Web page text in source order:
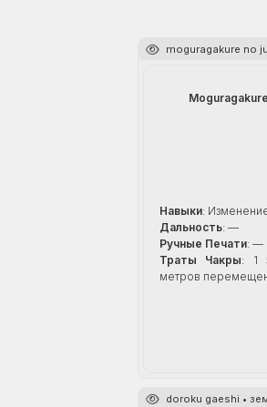
moguragakure no
Навыки:
Дальность: —
Ручные Печати: —
Траты Чакры: 1
метров
doroku gaeshi •